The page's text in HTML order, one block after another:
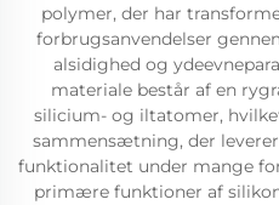
polymer, der har
forbrugsanvendelser
alsidighed og
materiale består af en
silicium- og iltatomer,
sammensætning, der
funktionalitet under mange
primære funktioner af